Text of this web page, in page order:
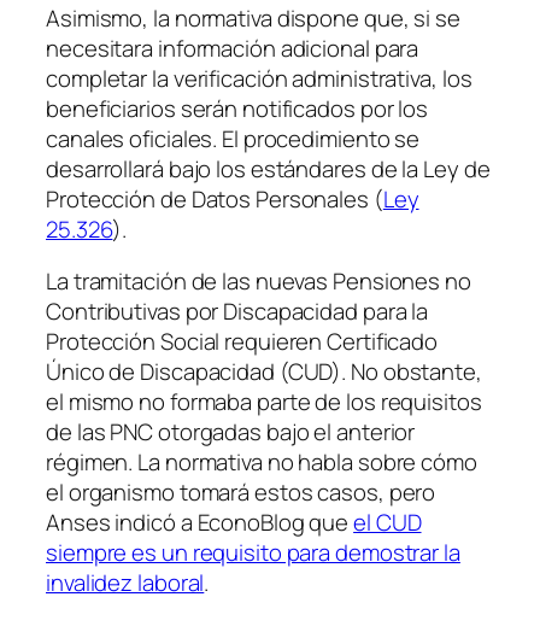
Asimismo, la normativa dispone que, si se
necesitara información adicional para
completar la verificación administrativa, los
beneficiarios serán notificados por los
canales oficiales. El procedimiento se
desarrollará bajo los estándares de la Ley de
Protección de Datos Personales (Ley
25.326).
La tramitación de las nuevas Pensiones no
Contributivas por Discapacidad para la
Protección Social requieren Certificado
Único de Discapacidad (CUD). No obstante,
el mismo no formaba parte de los requisitos
de las PNC otorgadas bajo el anterior
régimen. La normativa no habla sobre cómo
el organismo tomará estos casos, pero
Anses indicó a EconoBlog queel CUD
siempre es un requisito para demostrar la
invalidez laboral.